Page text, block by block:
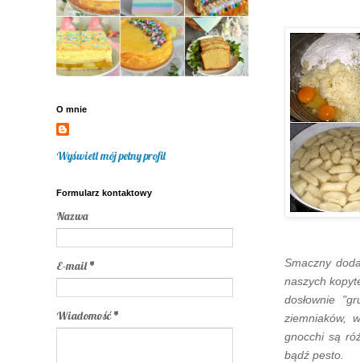
Smaczny
naszych
dosłownie
ziemniaków,
gnocchi są
bądź pesto.
O mnie
Wyświetl mój pełny profil
Formularz kontaktowy
Nazwa
E-mail*
Wiadomość*